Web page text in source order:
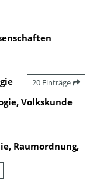
20 Einträge
Volkskunde
Raumordnung,